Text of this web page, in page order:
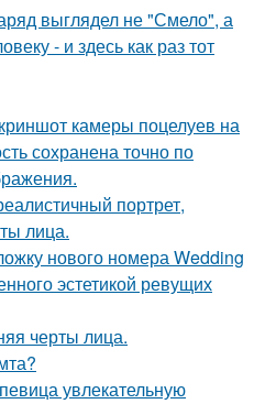
выглядел не "Смело", а
- и здесь как раз тот
камеры поцелуев на
сохранена точно по
портрет,
лица.
нового номера Wedding
эстетикой ревущих
черты лица.
увлекательную